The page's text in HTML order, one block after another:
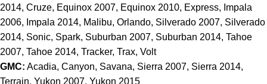
2014, Cruze, Equinox 2007, Equinox 2010, Express, Impala
2006, Impala 2014, Malibu, Orlando, Silverado 2007, Silverado
2014, Sonic, Spark, Suburban 2007, Suburban 2014, Tahoe
2007, Tahoe 2014, Tracker, Trax, Volt
GMC: Acadia, Canyon, Savana, Sierra 2007, Sierra 2014,
Terrain, Yukon 2007, Yukon 2015